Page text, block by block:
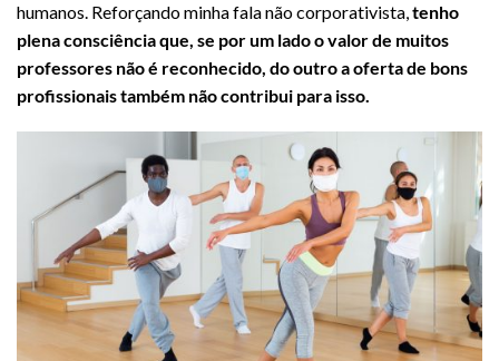
humanos. Reforçando minha fala não corporativista, tenho
plena consciência que, se por um lado o valor de muitos
professores não é reconhecido, do outro a oferta de bons
profissionais também não contribui para isso.